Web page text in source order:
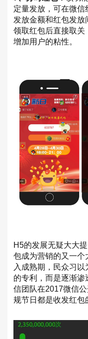
定量发放，可在微
发放金额和红包发
领取红包后直接取关
增加用户的粘性。
H5的发展无疑大大
包成为营销的又一个
入成熟期，民众习
的专利，而是逐渐
信团队在2017微信
规节日都是收发红包